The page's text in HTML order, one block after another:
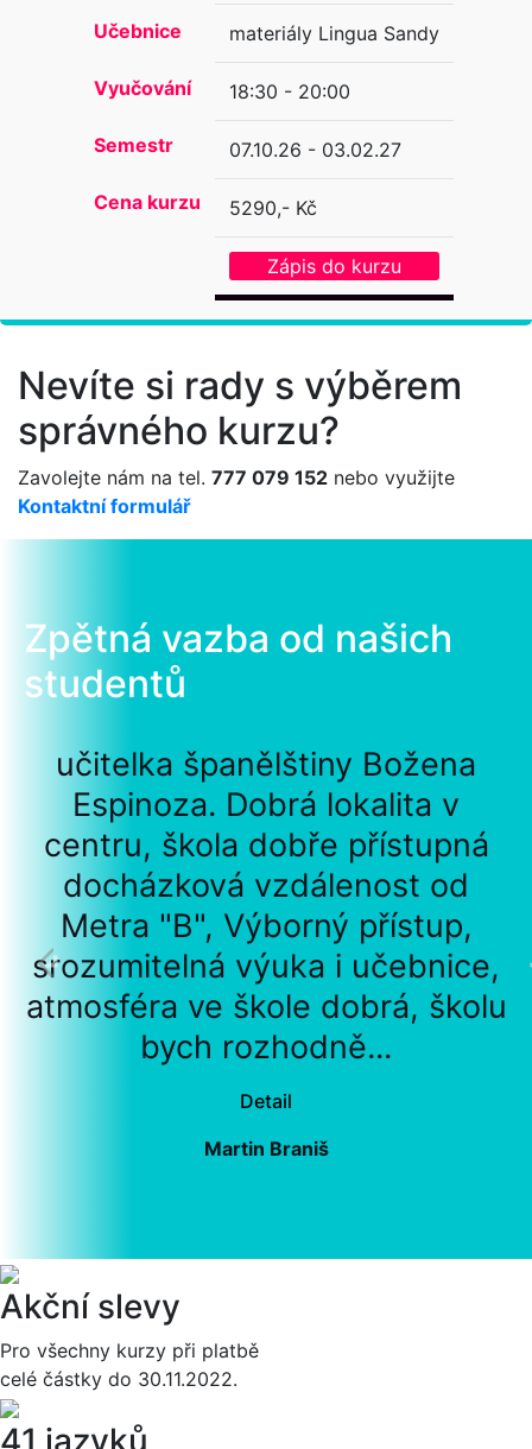
Učebnice
Vyučování
Semestr
Cena kurzu
materiály Lingua Sandy
18:30 - 20:00
07.10.26 - 03.02.27
5290,- Kč
Zápis do kurzu
Nevíte si rady s výběrem
správného kurzu?
Zavolejte nám na tel. 777 079 152 nebo využijte
Kontaktní formulář
Zpětná vazba od našich
studentů
učitelka španělštiny Božena
Espinoza. Dobrá lokalita v
centru, škola dobře přístupná
docházková vzdálenost od
Metra "B", Výborný přístup,
srozumitelná výuka i učebnice,
atmosféra ve škole dobrá, školu
bych rozhodně...
Detail
Martin Braniš
Akční slevy
Pro všechny kurzy při platbě
celé částky do 30.11.2022.
41 jazyků